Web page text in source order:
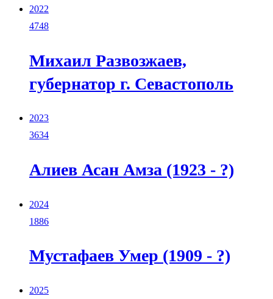
2022
4748
Михаил Развозжаев,
губернатор г. Севастополь
2023
3634
Алиев Асан Амза (1923 - ?)
2024
1886
Мустафаев Умер (1909 - ?)
2025